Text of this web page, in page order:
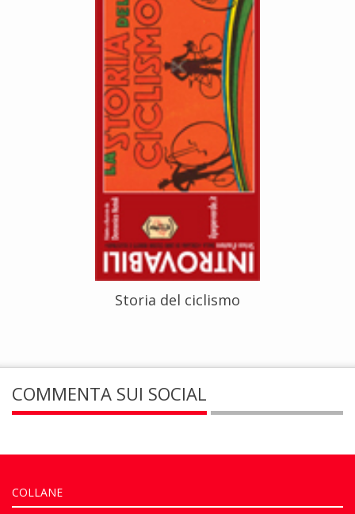
Storia del ciclismo
COMMENTA SUI SOCIAL
COLLANE